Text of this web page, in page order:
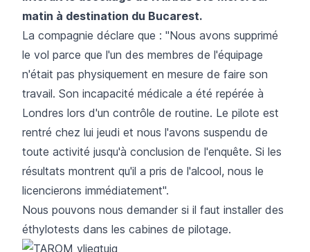
matin à destination du Bucarest.
La compagnie déclare que : "Nous avons supprimé
le vol parce que l'un des membres de l'équipage
n'était pas physiquement en mesure de faire son
travail. Son incapacité médicale a été repérée à
Londres lors d'un contrôle de routine. Le pilote est
rentré chez lui jeudi et nous l'avons suspendu de
toute activité jusqu'à conclusion de l'enquête. Si les
résultats montrent qu'il a pris de l'alcool, nous le
licencierons immédiatement".
Nous pouvons nous demander si il faut installer des
éthylotests dans les cabines de pilotage.